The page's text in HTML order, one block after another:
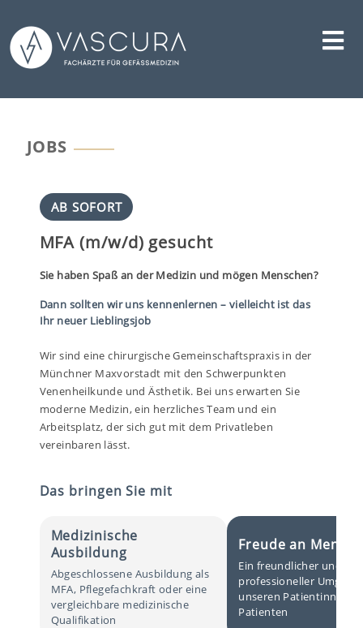
JOBS
AB SOFORT
MFA (m/w/d) gesucht
Sie haben Spaß an der Medizin und mögen Menschen?
Dann sollten wir uns kennenlernen – vielleicht ist das
Ihr neuer Lieblingsjob
Wir sind eine chirurgische Gemeinschaftspraxis in der
Münchner Maxvorstadt mit den Schwerpunkten
Venenheilkunde und Ästhetik. Bei uns erwarten Sie
moderne Medizin, ein herzliches Team und ein
Arbeitsplatz, der sich gut mit dem Privatleben
vereinbaren lässt.
Das bringen Sie mit
Medizinische
Ausbildung
Abgeschlossene Ausbildung als
MFA, Pflegefachkraft oder eine
vergleichbare medizinische
Qualifikation
Freude an
Ein freundlicher und
professioneller
unseren Patientinnen
Patienten